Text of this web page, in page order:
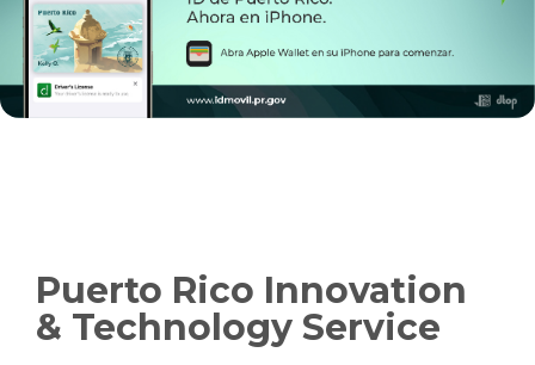
Puerto Rico Innovation
& Technology Service